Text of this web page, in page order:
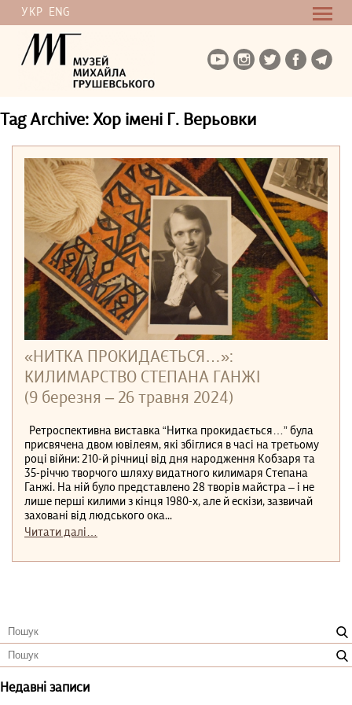
УКР ENG
Tag Archive: Хор імені Г. Верьовки
«НИТКА ПРОКИДАЄТЬСЯ…»:
КИЛИМАРСТВО СТЕПАНА ГАНЖІ
(9 березня – 26 травня 2024)
Ретроспективна виставка “Нитка прокидається…” була
присвячена двом ювілеям, які збіглися в часі на третьому
році війни: 210-й річниці від дня народження Кобзаря та
35-річчю творчого шляху видатного килимаря Степана
Ганжі. На ній було представлено 28 творів майстра – і не
лише перші килими з кінця 1980-х, але й ескізи, зазвичай
заховані від людського ока...
Читати далі…
Недавні записи